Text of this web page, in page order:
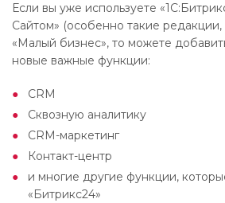
Если вы уже используете
Сайтом» (особенно такие редакции,
«Малый бизнес», то можете
новые важные функции:
CRM
Сквозную аналитику
CRM-маркетинг
Контакт-центр
и многие другие функции,
«Битрикс24»